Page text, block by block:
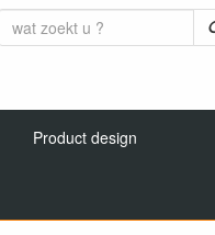
Product design